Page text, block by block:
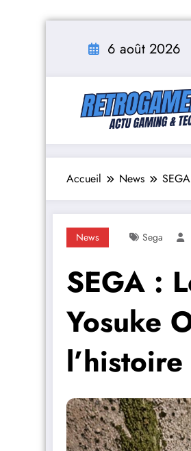
6 août 2026
Accueil News
News Sega
SEGA :
Yosuke